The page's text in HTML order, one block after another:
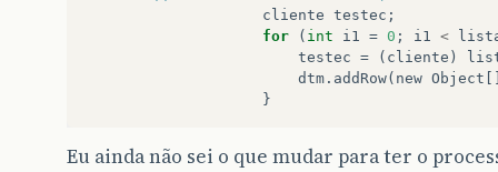
cliente testec ;
for
( int i1 = 0 ; i1 <
testec = ( cliente )
dtm . addRow( new Object
}
Eu ainda não sei o que mudar para ter o